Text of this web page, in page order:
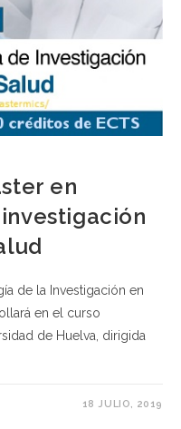
en
de la Investigación en
en el curso
de Huelva, dirigida
18 JULIO, 2019